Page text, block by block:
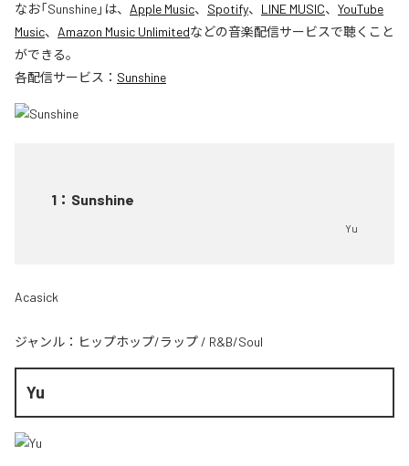
なお「Sunshine」は、 Apple Music、 Spotify、 LINE MUSIC、 YouTube
Music、 Amazon Music Unlimitedなどの音楽配信サービスで聴くこと
ができる。
各配信サービス： Sunshine
1 ： Sunshine
Yu
Acasick
ジャンル： ヒップホップ/ラップ / R&B/Soul
Yu